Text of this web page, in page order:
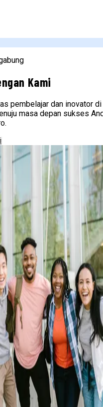
Kami
pembelajar dan inovator di
masa depan sukses